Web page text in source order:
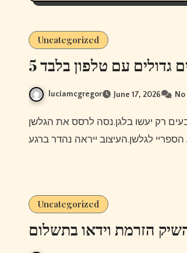
Uncategorized
גדולים עם טלפון בלבד
luciamcgregor June 17, 2026
Uncategorized
הזרמת וידאו בתשלום